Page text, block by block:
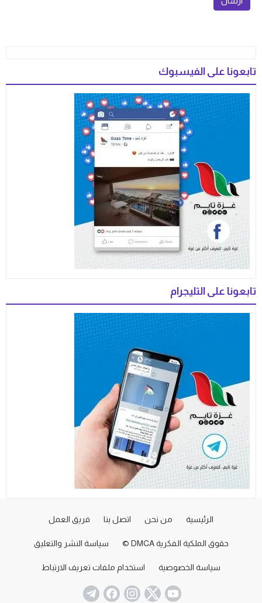
تابعونا على الفيسبوك
تابعونا على التليجرام
الرئيسية من نحن اتصل بنا فريق العمل
حقوق الملكية الفكرية DMCA © سياسة النشر والتعليق
سياسة الخصوصية استخدام ملفات تعريف الارتباط